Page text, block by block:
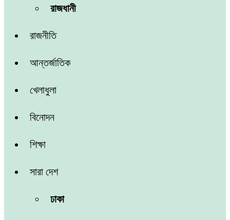
রাজধানী
রাজনীতি
আন্তর্জাতিক
খেলাধুলা
বিনোদন
শিক্ষা
সারা দেশ
ঢাকা